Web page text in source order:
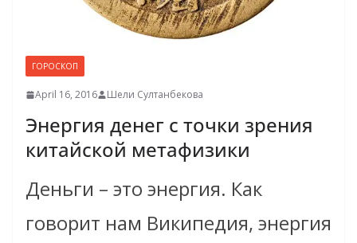
ГОРОСКОП
April 16, 2016 Шели Султанбекова
Энергия денег с точки зрения
китайской метафизики
Деньги – это энергия. Как
говорит нам Википедия, энергия